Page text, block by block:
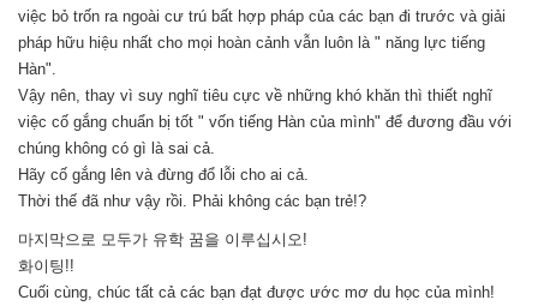
việc bỏ trốn ra ngoài cư trú bất hợp pháp của các bạn đi trước và giải
pháp hữu hiệu nhất cho mọi hoàn cảnh vẫn luôn là " năng lực tiếng
Hàn".
Vậy nên, thay vì suy nghĩ tiêu cực về những khó khăn thì thiết nghĩ
việc cố gắng chuẩn bị tốt " vốn tiếng Hàn của mình" để đương đầu với
chúng không có gì là sai cả.
Hãy cố gắng lên và đừng đổ lỗi cho ai cả.
Thời thế đã như vậy rồi. Phải không các bạn trẻ!?
마지막으로 모두가 유학 꿈을 이루십시오!
화이팅!!
Cuối cùng, chúc tất cả các bạn đạt được ước mơ du học của mình!